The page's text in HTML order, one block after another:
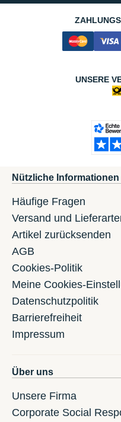
UNSERE
Nützliche Informationen
Häufige Fragen
Versand und
Artikel zurücksenden
AGB
Cookies-Politik
Meine Cookies-
Datenschutzpolitik
Barrierefreiheit
Impressum
Über uns
Unsere Firma
Corporate Social